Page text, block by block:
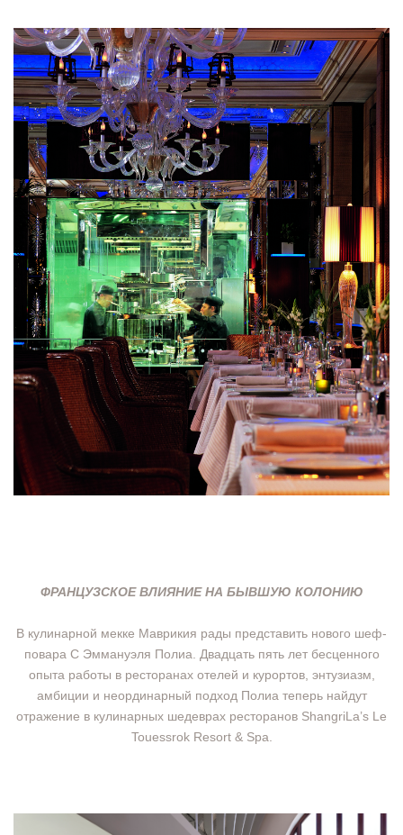
ФРАНЦУЗСКОЕ ВЛИЯНИЕ НА БЫВШУЮ КОЛОНИЮ
В кулинарной мекке Маврикия рады представить нового шеф-
повара C Эммануэля Полиа. Двадцать пять лет бесценного
опыта работы в ресторанах отелей и курортов, энтузиазм,
амбиции и неординарный подход Полиа теперь найдут
отражение в кулинарных шедеврах ресторанов ShangriLa’s Le
Touessrok Resort & Spa.